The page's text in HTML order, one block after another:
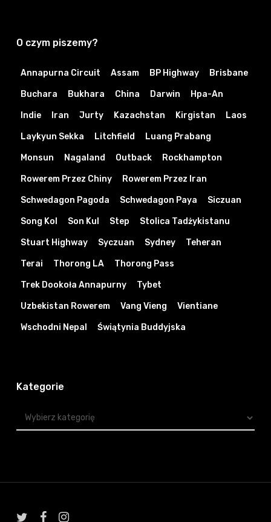
O czym piszemy?
Annapurna Circuit Assam BP Highway Brisbane
Buchara Bukhara China Darwin Hpa-An
Indie Iran Jurty Kazachstan Kirgistan Laos
Laykyun Sekka Litchfield Luang Prabang
Monsun Nagaland Outback Rockhampton
Rowerem Przez Chiny Rowerem Przez Iran
Schwedagon Pagoda Schwedagon Paya Siczuan
Song Kol Son Kul Step Stolica Tadżykistanu
Stuart Highway Syczuan Sydney Teheran
Terai Thorong LA Thorong Pass
Trek Dookoła Annapurny Tybet
Uzbekistan Rowerem Vang Vieng Vientiane
Wschodni Nepal Świątynia Buddyjska
Kategorie
Kategorie
twitterfacebookinstagram